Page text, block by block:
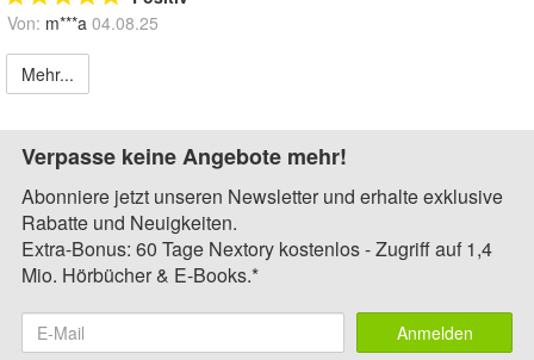
Von: m***a 04.08.25
Mehr...
Verpasse keine Angebote mehr!
Abonniere jetzt unseren Newsletter und erhalte exklusive
Rabatte und Neuigkeiten.
Extra-Bonus: 60 Tage Nextory kostenlos - Zugriff auf 1,4
Mio. Hörbücher & E-Books.*
Anmelden